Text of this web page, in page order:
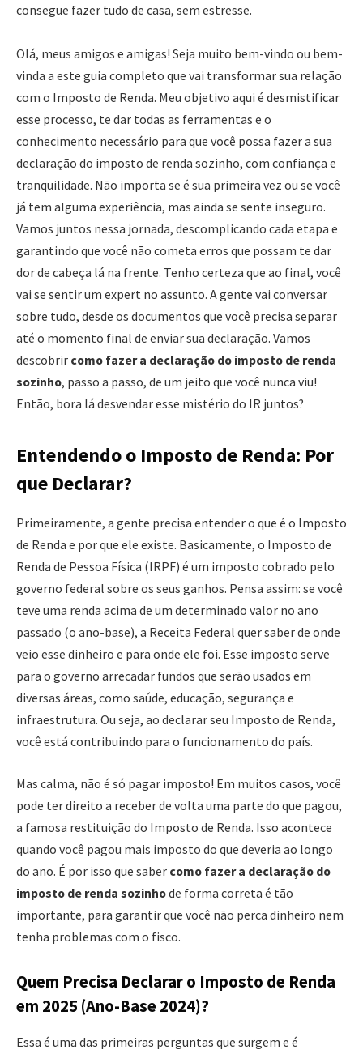
consegue fazer tudo de casa, sem estresse.
Olá, meus amigos e amigas! Seja muito bem-vindo ou bem-
vinda a este guia completo que vai transformar sua relação
com o Imposto de Renda. Meu objetivo aqui é desmistificar
esse processo, te dar todas as ferramentas e o
conhecimento necessário para que você possa fazer a sua
declaração do imposto de renda sozinho, com confiança e
tranquilidade. Não importa se é sua primeira vez ou se você
já tem alguma experiência, mas ainda se sente inseguro.
Vamos juntos nessa jornada, descomplicando cada etapa e
garantindo que você não cometa erros que possam te dar
dor de cabeça lá na frente. Tenho certeza que ao final, você
vai se sentir um expert no assunto. A gente vai conversar
sobre tudo, desde os documentos que você precisa separar
até o momento final de enviar sua declaração. Vamos
descobrir como fazer a declaração do imposto de renda
sozinho, passo a passo, de um jeito que você nunca viu!
Então, bora lá desvendar esse mistério do IR juntos?
Entendendo o Imposto de Renda: Por
que Declarar?
Primeiramente, a gente precisa entender o que é o Imposto
de Renda e por que ele existe. Basicamente, o Imposto de
Renda de Pessoa Física (IRPF) é um imposto cobrado pelo
governo federal sobre os seus ganhos. Pensa assim: se você
teve uma renda acima de um determinado valor no ano
passado (o ano-base), a Receita Federal quer saber de onde
veio esse dinheiro e para onde ele foi. Esse imposto serve
para o governo arrecadar fundos que serão usados em
diversas áreas, como saúde, educação, segurança e
infraestrutura. Ou seja, ao declarar seu Imposto de Renda,
você está contribuindo para o funcionamento do país.
Mas calma, não é só pagar imposto! Em muitos casos, você
pode ter direito a receber de volta uma parte do que pagou,
a famosa restituição do Imposto de Renda. Isso acontece
quando você pagou mais imposto do que deveria ao longo
do ano. É por isso que saber como fazer a declaração do
imposto de renda sozinhode forma correta é tão
importante, para garantir que você não perca dinheiro nem
tenha problemas com o fisco.
Quem Precisa Declarar o Imposto de Renda
em 2025 (Ano-Base 2024)?
Essa é uma das primeiras perguntas que surgem e é